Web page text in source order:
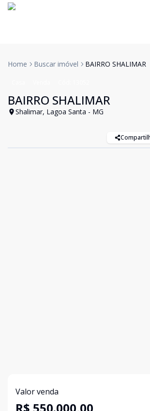
Home Buscar imóvel BAIRRO SHALIMAR
BAIRRO SHALIMAR
Shalimar, Lagoa Santa - MG
Valor venda